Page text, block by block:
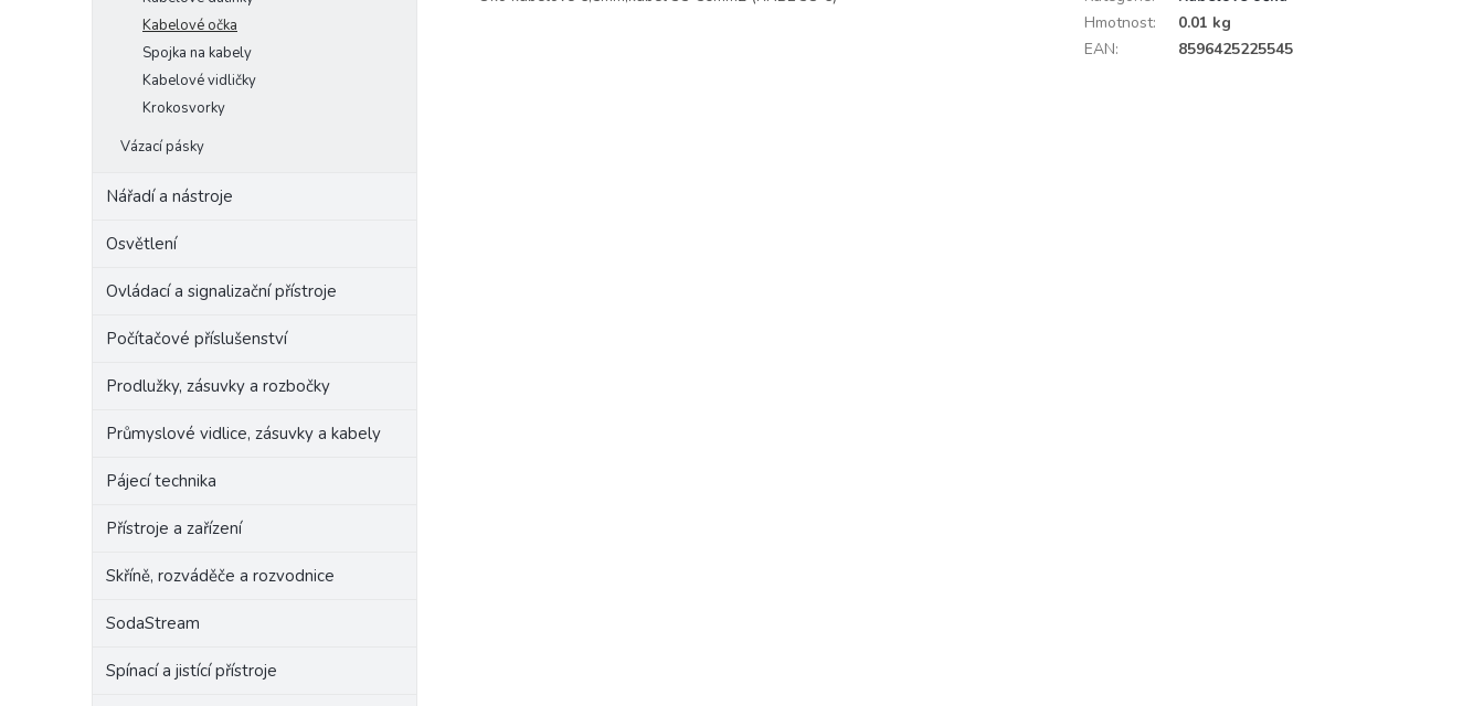
Kabelové očka
Spojka na kabely
Kabelové vidličky
Krokosvorky
Vázací pásky
Nářadí a nástroje
Osvětlení
Ovládací a signalizační přístroje
Počítačové příslušenství
Prodlužky, zásuvky a rozbočky
Průmyslové vidlice, zásuvky a kabely
Pájecí technika
Přístroje a zařízení
Skříně, rozváděče a rozvodnice
SodaStream
Spínací a jistící přístroje
Hmotnost:
0.01 kg
EAN: 8596425225545